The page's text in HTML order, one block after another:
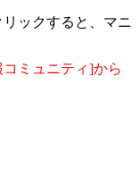
ックすると、マニ
ミュニティ]から